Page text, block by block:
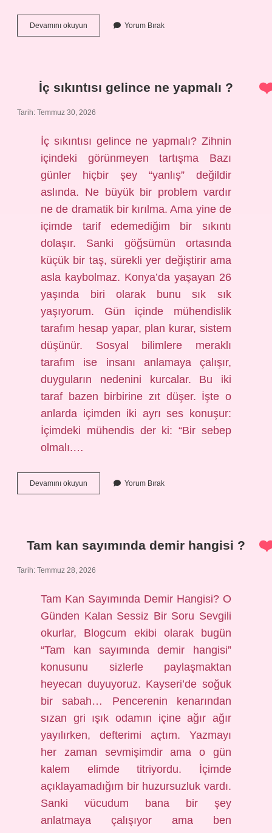
Devamını okuyun
21
Yorum Bırak
İç sıkıntısı gelince ne yapmalı ?
Tarih: Temmuz 30, 2026
İç sıkıntısı gelince ne yapmalı? Zihnin
içindeki görünmeyen tartışma Bazı
günler hiçbir şey “yanlış” değildir
aslında. Ne büyük bir problem vardır
ne de dramatik bir kırılma. Ama yine de
içimde tarif edemediğim bir sıkıntı
dolaşır. Sanki göğsümün ortasında
küçük bir taş, sürekli yer değiştirir ama
asla kaybolmaz. Konya’da yaşayan 26
yaşında biri olarak bunu sık sık
yaşıyorum. Gün içinde mühendislik
tarafım hesap yapar, plan kurar, sistem
düşünür. Sosyal bilimlere meraklı
tarafım ise insanı anlamaya çalışır,
duyguların nedenini kurcalar. Bu iki
taraf bazen birbirine zıt düşer. İşte o
anlarda içimden iki ayrı ses konuşur:
İçimdeki mühendis der ki: “Bir sebep
olmalı.…
Devamını okuyun
sıkıntısı
Yorum Bırak
Tam kan sayımında demir hangisi ?
Tarih: Temmuz 28, 2026
Tam Kan Sayımında Demir Hangisi? O
Günden Kalan Sessiz Bir Soru Sevgili
okurlar, Blogcum ekibi olarak bugün
“Tam kan sayımında demir hangisi”
konusunu sizlerle paylaşmaktan
heyecan duyuyoruz. Kayseri’de soğuk
bir sabah… Pencerenin kenarından
sızan gri ışık odamın içine ağır ağır
yayılırken, defterimi açtım. Yazmayı
her zaman sevmişimdir ama o gün
kalem elimde titriyordu. İçimde
açıklayamadığım bir huzursuzluk vardı.
Sanki vücudum bana bir şey
anlatmaya çalışıyor ama ben